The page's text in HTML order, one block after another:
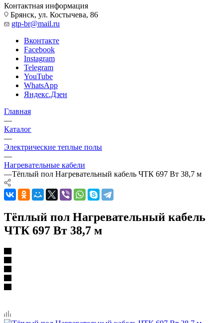
Контактная информация
Брянск, ул. Костычева, 86
gtp-br@mail.ru
Вконтакте
Facebook
Instagram
Telegram
YouTube
WhatsApp
Яндекс.Дзен
Главная
—
Каталог
—
Электрические теплые полы
—
Нагревательные кабели
—Тёплый пол Нагревательный кабель ЧТК 697 Вт 38,7 м
Тёплый пол Нагревательный кабель
ЧТК 697 Вт 38,7 м